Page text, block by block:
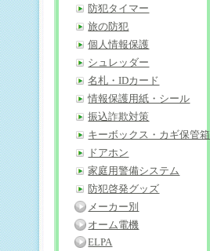
防犯タイマー
旅の防犯
個人情報保護
シュレッダー
名札・IDカード
情報保護用紙・シール
振込詐欺対策
キーボックス・カギ保管箱
ドアホン
家庭用警備システム
防犯啓発グッズ
メーカー別
オーム電機
ELPA